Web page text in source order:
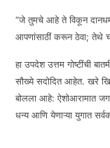
“जे तुमचे आहे ते विकून दानधर्म
आपणांसाठीं करून ठेवा; तेथे
हा उपदेश उत्तम गोष्टींची
सौख्ये सदोदित आहेत. खरे
बोलला आहे: ऐशोआरामात
धन्य आणि येणाऱ्या युगात